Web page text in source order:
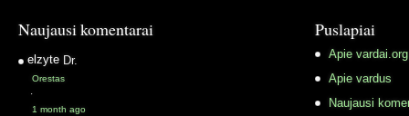
Naujausi komentarai
elzyte Dr.
Orestas
·
1 month ago
Puslapiai
Apie vardai.org
Apie vardus
Naujausi